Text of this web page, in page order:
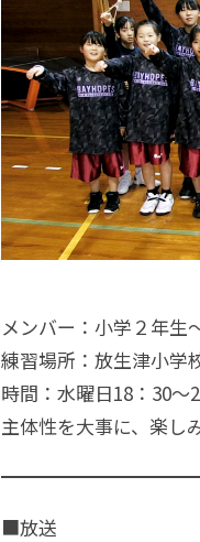
メンバー：小学２年生
練習場所：放生津小学
時間：水曜日18：30～
主体性を大事に、楽し
■放送